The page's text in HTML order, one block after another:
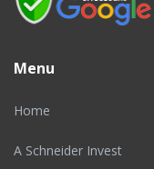
Menu
Home
A Schneider Invest